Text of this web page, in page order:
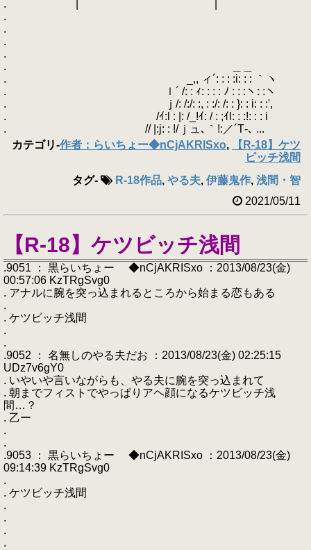
. | |
.
.
.
.
. ＿＿
. _,, ィ´: : : :i: : : ｀ヽ
. ｌ´ /: : ｨ: : : : ﾉ : : :ヽ: :ヽ
. ｊ/: /:/: :, : :/: /: : }: : i: : :',
. /ｲ:l : |: /_!ｲ: / : ;ｲl: : :!: : : i
. // |:j: : !/ｊュ､｀!:／´T‐､ ...
カテゴリ-作者：らいちょー◆nCjAKRISxo,
【R-18】ケツ
ビッチ浅間
タグ- R-18作品, やる夫, 伊藤鬼作, 浅間・智
2021/05/11
【R-18】ケツビッチ浅間
.9051 ： 黒らいちょー ◆nCjAKRISxo ：2013/08/23(金)
00:57:06 KzTRgSvg0
. アナルに腕を突っ込まれるところから始まる恋もある
.
. ケツビッチ浅間
.
.
.9052 ： 名無しのやる夫だお ：2013/08/23(金) 02:25:15
UDz7v6gY0
. いやいや言いながらも、やる夫に腕を突っ込まれて
. 朝までフィストでやっぱりアヘ顔になるケツビッチ浅
間…？
. 乙ー
.
.
.9053 ： 黒らいちょー ◆nCjAKRISxo ：2013/08/23(金)
09:14:39 KzTRgSvg0
.
. ケツビッチ浅間
.
.
.
.